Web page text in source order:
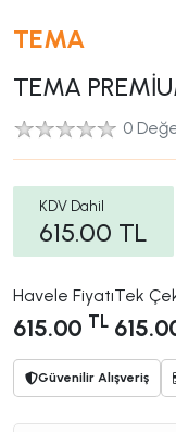
TEMA
TEMA
0
KDV Dahil
615.00 TL
Havele Fiyatı
615.00 TL
Tek
Güvenilir Alışveriş